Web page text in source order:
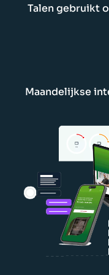
Talen gebruikt
Maandelijkse